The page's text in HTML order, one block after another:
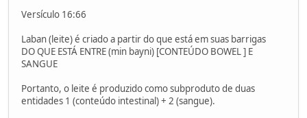
Versículo 16:66
Laban (leite) é criado a partir do que está em suas barrigas
DO QUE ESTÁ ENTRE (min bayni) [CONTEÚDO BOWEL ] E
SANGUE
Portanto, o leite é produzido como subproduto de duas
entidades 1 (conteúdo intestinal) + 2 (sangue).